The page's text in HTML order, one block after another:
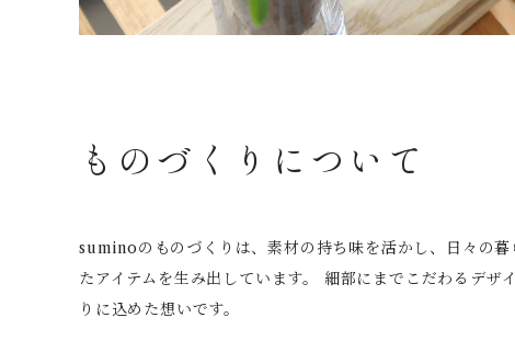
ものづくりについて
suminoのものづくりは、素材の持ち味を活かし、日々の
たアイテムを生み出しています。 細部にまでこだわるデ
りに込めた想いです。